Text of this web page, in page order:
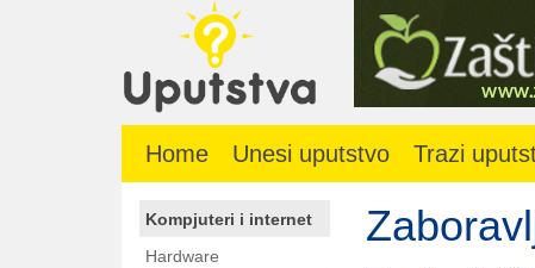
Home Unesi uputstvo Trazi
Kompjuteri i internet
Hardware